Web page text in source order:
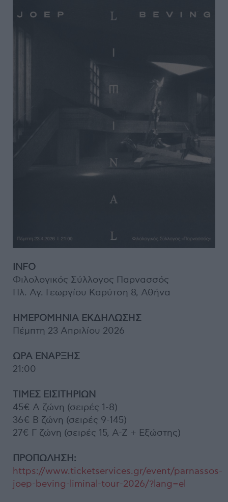
INFO
Φιλολογικός Σύλλογος Παρνασσός
Πλ. Αγ. Γεωργίου Καρύτση 8, Αθήνα
ΗΜΕΡΟΜΗΝΙΑ ΕΚΔΗΛΩΣΗΣ
Πέμπτη 23 Απριλίου 2026
ΩΡΑ ΕΝΑΡΞΗΣ
21:00
ΤΙΜΕΣ ΕΙΣΙΤΗΡΙΩΝ
45€ Α ζώνη (σειρές 1-8)
36€ Β ζώνη (σειρές 9-145)
27€ Γ ζώνη (σειρές 15, Α-Ζ + Εξώστης)
ΠΡΟΠΩΛΗΣΗ:
https://www.ticketservices.gr/event/parnassos-
joep-beving-liminal-tour-2026/?lang=el